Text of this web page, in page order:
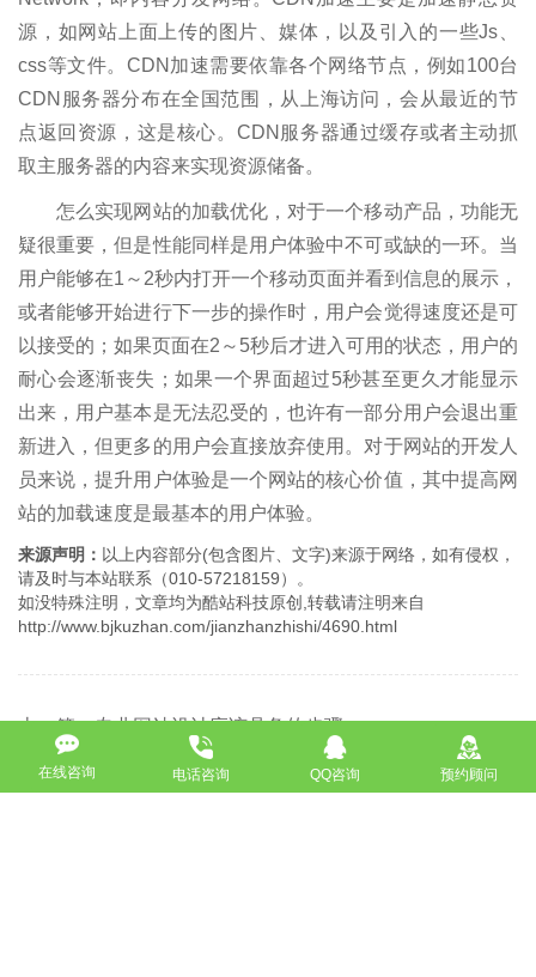
源，如网站上面上传的图片、媒体，以及引入的一些Js、
css等文件。CDN加速需要依靠各个网络节点，例如100台
CDN服务器分布在全国范围，从上海访问，会从最近的节
点返回资源，这是核心。CDN服务器通过缓存或者主动抓
取主服务器的内容来实现资源储备。
怎么实现网站的加载优化，对于一个移动产品，功能无
疑很重要，但是性能同样是用户体验中不可或缺的一环。当
用户能够在1～2秒内打开一个移动页面并看到信息的展示，
或者能够开始进行下一步的操作时，用户会觉得速度还是可
以接受的；如果页面在2～5秒后才进入可用的状态，用户的
耐心会逐渐丧失；如果一个界面超过5秒甚至更久才能显示
出来，用户基本是无法忍受的，也许有一部分用户会退出重
新进入，但更多的用户会直接放弃使用。对于网站的开发人
员来说，提升用户体验是一个网站的核心价值，其中提高网
站的加载速度是最基本的用户体验。
来源声明： 以上内容部分(包含图片、文字)来源于网络，如有侵权，
请及时与本站联系（010-57218159）。
如没特殊注明，文章均为酷站科技原创,转载请注明来自
http://www.bjkuzhan.com/jianzhanzhishi/4690.html
上一篇：专业网站设计应该具备的步骤
下一篇：常见的网站建设流程有哪些
在线咨询 电话咨询 QQ咨询 预约顾问